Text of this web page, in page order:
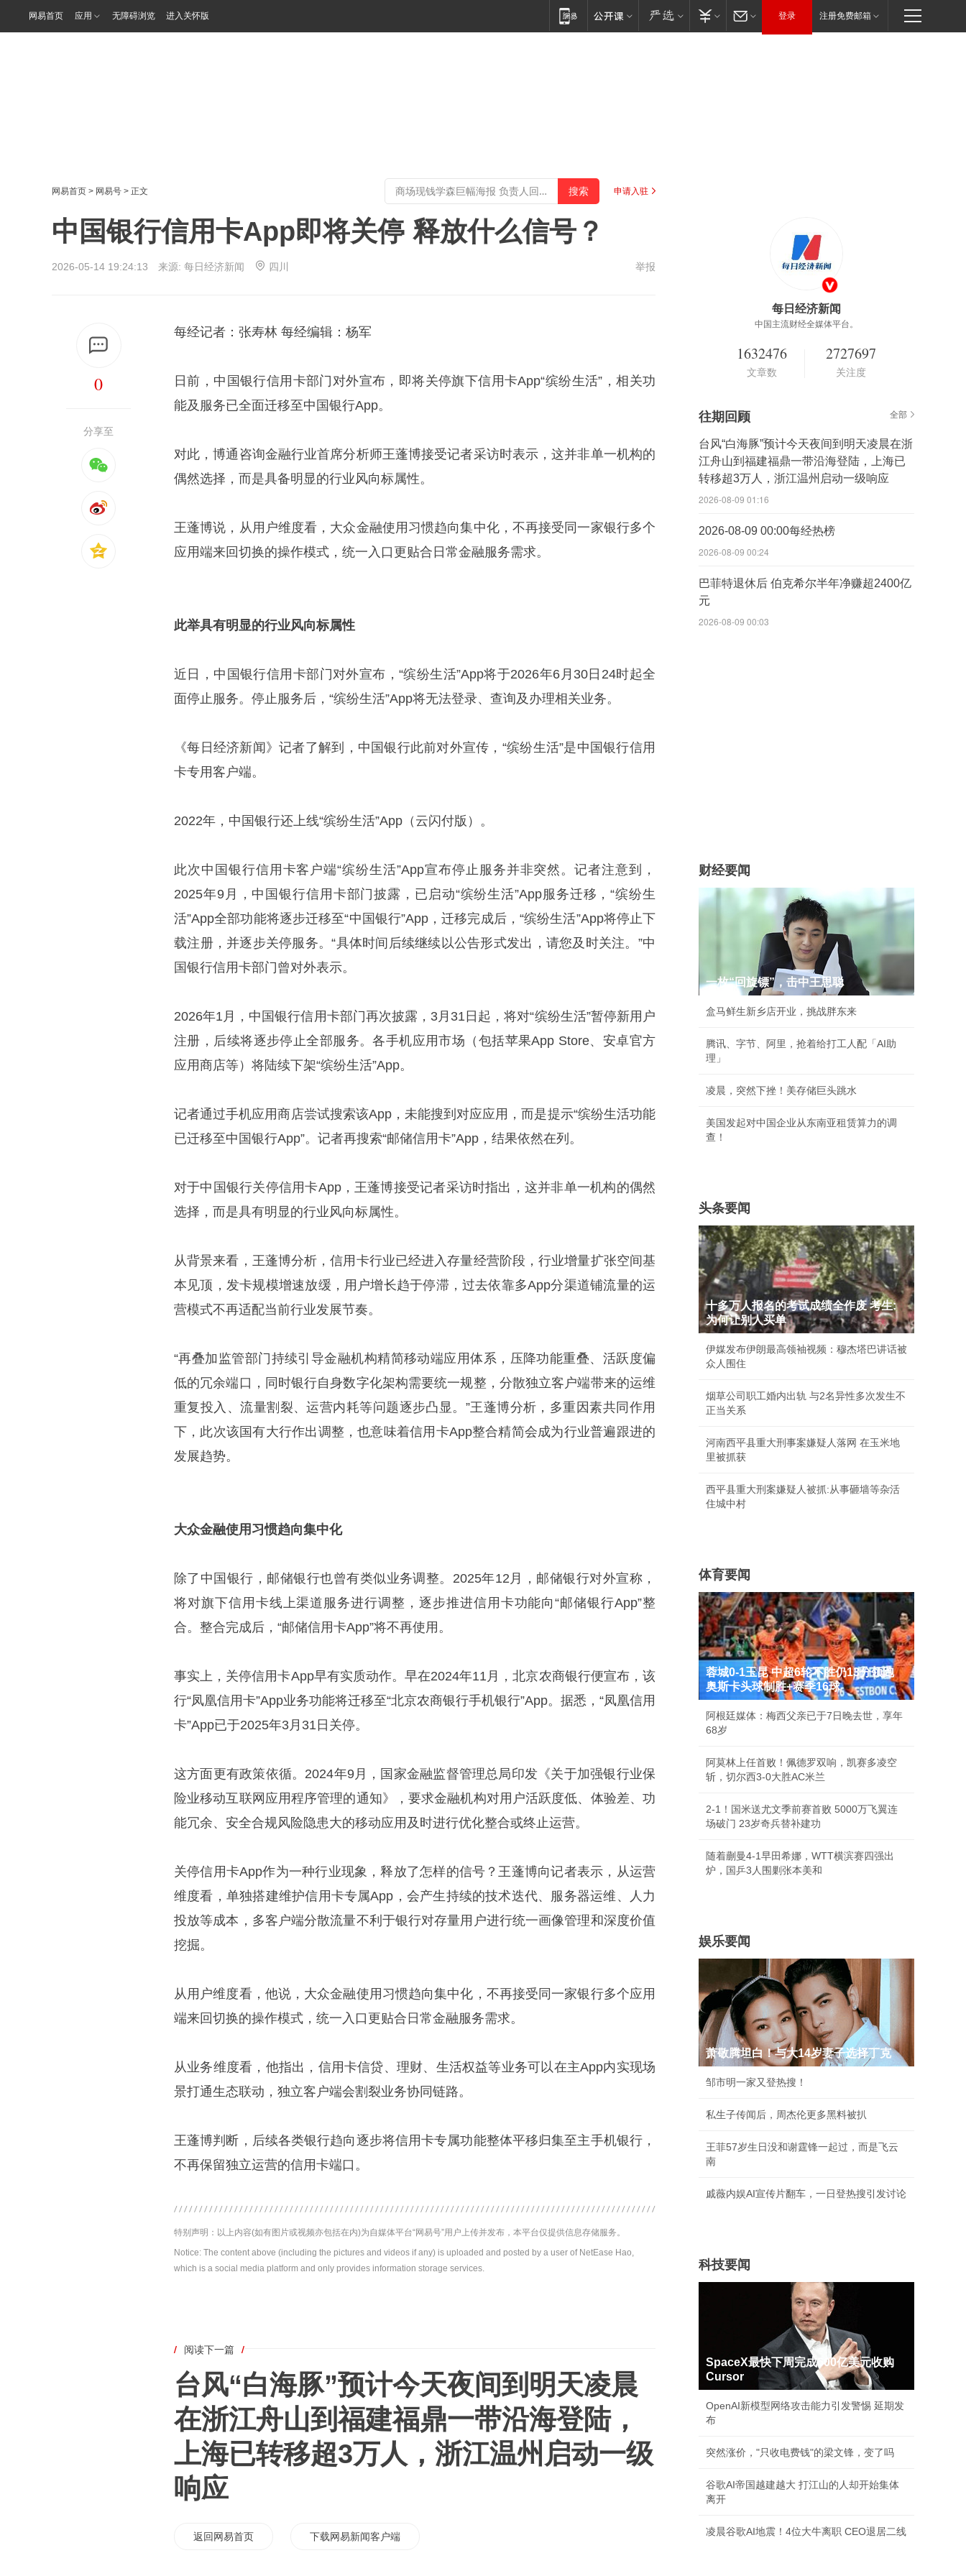
网易首页 应用 无障碍浏览 进入关怀版 登录 注册免费邮箱
网易首页 > 网易号 > 正文 申请入驻
中国银行信用卡App即将关停 释放什么信号？
2026-05-14 19:24:13 来源: 每日经济新闻 四川 举报
0
分享至
每经记者：张寿林 每经编辑：杨军
日前，中国银行信用卡部门对外宣布，即将关停旗下信用卡App“缤纷生活”，相关功
能及服务已全面迁移至中国银行App。
对此，博通咨询金融行业首席分析师王蓬博接受记者采访时表示，这并非单一机构的
偶然选择，而是具备明显的行业风向标属性。
王蓬博说，从用户维度看，大众金融使用习惯趋向集中化，不再接受同一家银行多个
应用端来回切换的操作模式，统一入口更贴合日常金融服务需求。
此举具有明显的行业风向标属性
近日，中国银行信用卡部门对外宣布，“缤纷生活”App将于2026年6月30日24时起全
面停止服务。停止服务后，“缤纷生活”App将无法登录、查询及办理相关业务。
《每日经济新闻》记者了解到，中国银行此前对外宣传，“缤纷生活”是中国银行信用
卡专用客户端。
2022年，中国银行还上线“缤纷生活”App（云闪付版）。
此次中国银行信用卡客户端“缤纷生活”App宣布停止服务并非突然。记者注意到，
2025年9月，中国银行信用卡部门披露，已启动“缤纷生活”App服务迁移，“缤纷生
活”App全部功能将逐步迁移至“中国银行”App，迁移完成后，“缤纷生活”App将停止下
载注册，并逐步关停服务。“具体时间后续继续以公告形式发出，请您及时关注。”中
国银行信用卡部门曾对外表示。
2026年1月，中国银行信用卡部门再次披露，3月31日起，将对“缤纷生活”暂停新用户
注册，后续将逐步停止全部服务。各手机应用市场（包括苹果App Store、安卓官方
应用商店等）将陆续下架“缤纷生活”App。
记者通过手机应用商店尝试搜索该App，未能搜到对应应用，而是提示“缤纷生活功能
已迁移至中国银行App”。记者再搜索“邮储信用卡”App，结果依然在列。
对于中国银行关停信用卡App，王蓬博接受记者采访时指出，这并非单一机构的偶然
选择，而是具有明显的行业风向标属性。
从背景来看，王蓬博分析，信用卡行业已经进入存量经营阶段，行业增量扩张空间基
本见顶，发卡规模增速放缓，用户增长趋于停滞，过去依靠多App分渠道铺流量的运
营模式不再适配当前行业发展节奏。
“再叠加监管部门持续引导金融机构精简移动端应用体系，压降功能重叠、活跃度偏
低的冗余端口，同时银行自身数字化架构需要统一规整，分散独立客户端带来的运维
重复投入、流量割裂、运营内耗等问题逐步凸显。”王蓬博分析，多重因素共同作用
下，此次该国有大行作出调整，也意味着信用卡App整合精简会成为行业普遍跟进的
发展趋势。
大众金融使用习惯趋向集中化
除了中国银行，邮储银行也曾有类似业务调整。2025年12月，邮储银行对外宣称，
将对旗下信用卡线上渠道服务进行调整，逐步推进信用卡功能向“邮储银行App”整
合。整合完成后，“邮储信用卡App”将不再使用。
事实上，关停信用卡App早有实质动作。早在2024年11月，北京农商银行便宣布，该
行“凤凰信用卡”App业务功能将迁移至“北京农商银行手机银行”App。据悉，“凤凰信用
卡”App已于2025年3月31日关停。
这方面更有政策依循。2024年9月，国家金融监督管理总局印发《关于加强银行业保
险业移动互联网应用程序管理的通知》，要求金融机构对用户活跃度低、体验差、功
能冗余、安全合规风险隐患大的移动应用及时进行优化整合或终止运营。
关停信用卡App作为一种行业现象，释放了怎样的信号？王蓬博向记者表示，从运营
维度看，单独搭建维护信用卡专属App，会产生持续的技术迭代、服务器运维、人力
投放等成本，多客户端分散流量不利于银行对存量用户进行统一画像管理和深度价值
挖掘。
从用户维度看，他说，大众金融使用习惯趋向集中化，不再接受同一家银行多个应用
端来回切换的操作模式，统一入口更贴合日常金融服务需求。
从业务维度看，他指出，信用卡信贷、理财、生活权益等业务可以在主App内实现场
景打通生态联动，独立客户端会割裂业务协同链路。
王蓬博判断，后续各类银行趋向逐步将信用卡专属功能整体平移归集至主手机银行，
不再保留独立运营的信用卡端口。
特别声明：以上内容(如有图片或视频亦包括在内)为自媒体平台“网易号”用户上传并发布，本平台仅提供信息存储服务。
Notice: The content above (including the pictures and videos if any) is uploaded and posted by a user of NetEase Hao,
which is a social media platform and only provides information storage services.
/ 阅读下一篇 /
台风“白海豚”预计今天夜间到明天凌晨
在浙江舟山到福建福鼎一带沿海登陆，
上海已转移超3万人，浙江温州启动一级
响应
返回网易首页 下载网易新闻客户端
每日经济新闻
中国主流财经全媒体平台。
1632476
文章数
2727697
关注度
往期回顾 全部
台风“白海豚”预计今天夜间到明天凌晨在浙
江舟山到福建福鼎一带沿海登陆，上海已
转移超3万人，浙江温州启动一级响应
2026-08-09 01:16
2026-08-09 00:00每经热榜
2026-08-09 00:24
巴菲特退休后 伯克希尔半年净赚超2400亿
元
2026-08-09 00:03
财经要闻
一枚“回旋镖”，击中王思聪
盒马鲜生新乡店开业，挑战胖东来
腾讯、字节、阿里，抢着给打工人配「AI助
理」
凌晨，突然下挫！美存储巨头跳水
美国发起对中国企业从东南亚租赁算力的调
查！
头条要闻
十多万人报名的考试成绩全作废 考生:
为何让别人买单
伊媒发布伊朗最高领袖视频：穆杰塔巴讲话被
众人围住
烟草公司职工婚内出轨 与2名异性多次发生不
正当关系
河南西平县重大刑事案嫌疑人落网 在玉米地
里被抓获
西平县重大刑案嫌疑人被抓:从事砸墙等杂活
住城中村
体育要闻
蓉城0-1玉昆 中超6轮不胜仍13分领跑
奥斯卡头球制胜+赛季16球
阿根廷媒体：梅西父亲已于7日晚去世，享年
68岁
阿莫林上任首败！佩德罗双响，凯赛多凌空
斩，切尔西3-0大胜AC米兰
2-1！国米送尤文季前赛首败 5000万飞翼连
场破门 23岁奇兵替补建功
随着蒯曼4-1早田希娜，WTT横滨赛四强出
炉，国乒3人围剿张本美和
娱乐要闻
萧敬腾坦白！与大14岁妻子选择丁克
邹市明一家又登热搜！
私生子传闻后，周杰伦更多黑料被扒
王菲57岁生日没和谢霆锋一起过，而是飞云
南
戚薇内娱AI宣传片翻车，一日登热搜引发讨论
科技要闻
SpaceX最快下周完成600亿美元收购
Cursor
OpenAI新模型网络攻击能力引发警惕 延期发
布
突然涨价，"只收电费钱"的梁文锋，变了吗
谷歌AI帝国越建越大 打江山的人却开始集体
离开
凌晨谷歌AI地震！4位大牛离职 CEO退居二线